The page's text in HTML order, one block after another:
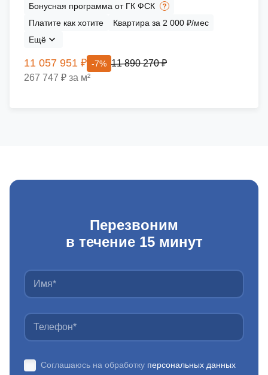
Бонусная программа от ГК ФСК
Платите как хотите
Квартира за 2 000 ₽/мес
Ещё
11 057 951 ₽ -7% 11 890 270 ₽
267 747 ₽ за м²
Перезвоним
в течение 15 минут
Соглашаюсь на обработку персональных данных